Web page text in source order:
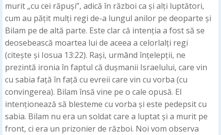
murit „cu cei răpuși”, adică în război ca și alți luptători,
cum au pățit mulți regi de-a lungul anilor pe deoparte și
Bilam pe de altă parte. Este clar că intenția a fost să se
deosebească moartea lui de aceea a celorlalți regi
(citește și Iosua 13:22). Rași, urmând înțelepții, ne
prezintă ironia în faptul că dușmanii Israelului, care vin
cu sabia față în față cu evreii care vin cu vorba (cu
convingerea). Bilam însă vine pe o cale opusă. El
intenționează să blesteme cu vorba și este pedepsit cu
sabia. Bilam nu era un soldat care a luptat și a murit pe
front, ci era un prizonier de război. Noi vom observa